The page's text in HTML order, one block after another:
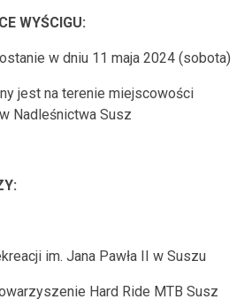
WYŚCIGU:
w dniu 11 maja 2024 (sobota)
jest na terenie miejscowości
Nadleśnictwa Susz
im. Jana Pawła II w Suszu
Hard Ride MTB Susz